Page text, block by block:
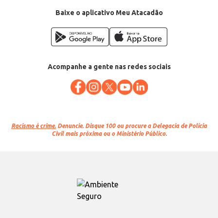
Baixe o aplicativo Meu Atacadão
Acompanhe a gente nas redes sociais
Racismo é crime. Denuncie. Disque 100 ou procure a Delegacia de Polícia
Civil mais próxima ou o Ministério Público.